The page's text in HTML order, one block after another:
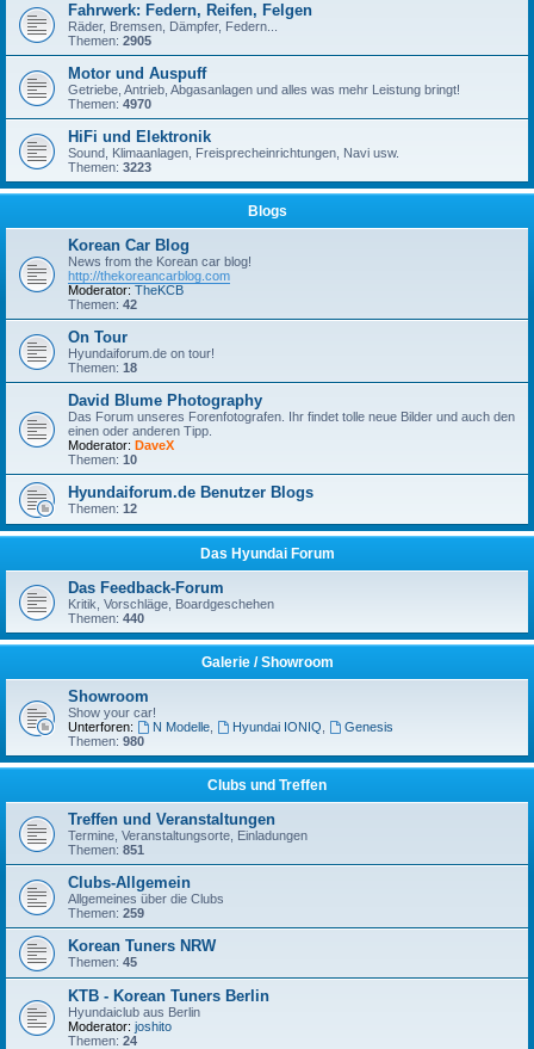
Fahrwerk: Federn, Reifen, Felgen
Räder, Bremsen, Dämpfer, Federn...
Themen: 2905
Motor und Auspuff
Getriebe, Antrieb, Abgasanlagen und alles was mehr Leistung bringt!
Themen: 4970
HiFi und Elektronik
Sound, Klimaanlagen, Freisprecheinrichtungen, Navi usw.
Themen: 3223
Blogs
Korean Car Blog
News from the Korean car blog!
http://thekoreancarblog.com
Moderator: TheKCB
Themen: 42
On Tour
Hyundaiforum.de on tour!
Themen: 18
David Blume Photography
Das Forum unseres Forenfotografen. Ihr findet tolle neue Bilder und auch den
einen oder anderen Tipp.
Moderator: DaveX
Themen: 10
Hyundaiforum.de Benutzer Blogs
Themen: 12
Das Hyundai Forum
Das Feedback-Forum
Kritik, Vorschläge, Boardgeschehen
Themen: 440
Galerie / Showroom
Showroom
Show your car!
Unterforen:
N Modelle, Hyundai IONIQ
Genesis
Themen: 980
Clubs und Treffen
Treffen und Veranstaltungen
Termine, Veranstaltungsorte, Einladungen
Themen: 851
Clubs-Allgemein
Allgemeines über die Clubs
Themen: 259
Korean Tuners NRW
Themen: 45
KTB - Korean Tuners Berlin
Hyundaiclub aus Berlin
Moderator: joshito
Themen: 24